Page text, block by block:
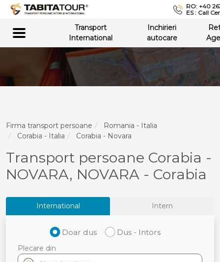
RO: +40
ES : Call
Transport
International
Inchirieri
autocare
Firma transport persoane
Romania - Italia
Corabia - Italia
Corabia - Novara
Transport persoane Corabia -
NOVARA, NOVARA - Corabia
International Intern
Doar dus Dus - Intors
Plecare din